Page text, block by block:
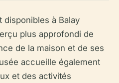
disponibles à Balay
plus approfondi de
de la maison et de ses
accueille également
et des activités